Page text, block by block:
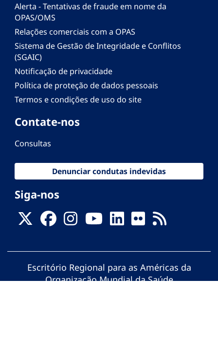
Alerta - Tentativas de fraude em nome da
OPAS/OMS
Relações comerciais com a OPAS
Sistema de Gestão de Integridade e Conflitos
(SGAIC)
Notificação de privacidade
Política de proteção de dados pessoais
Termos e condições de uso do site
Contate-nos
Consultas
Denunciar condutas indevidas
Siga-nos
Escritório Regional para as Américas da
Organização Mundial da Saúde